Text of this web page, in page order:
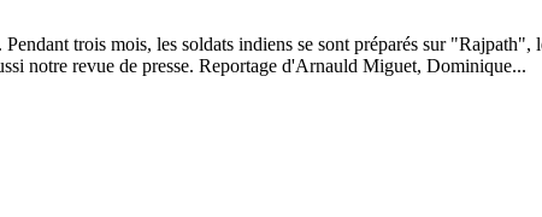
trois mois, les soldats indiens se sont préparés sur
notre revue de presse. Reportage d'Arnauld Miguet, Dominique...